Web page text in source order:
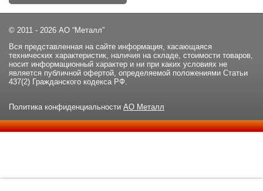
© 2011 - 2026 АО “Металл”
Вся представленная на сайте информация, касающаяся
технических характеристик, наличия на складе, стоимости товаров,
носит информационный характер и ни при каких условиях не
является публичной офертой, определяемой положениями Статьи
437(2) Гражданского кодекса РФ.
Политика конфиденциальности АО Металл